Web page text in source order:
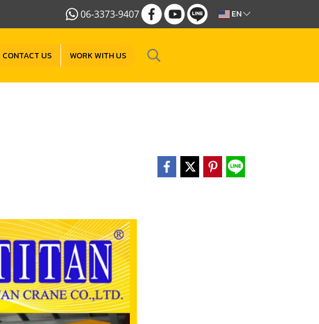
06-3373-9407 EN
CONTACT US WORK WITH US